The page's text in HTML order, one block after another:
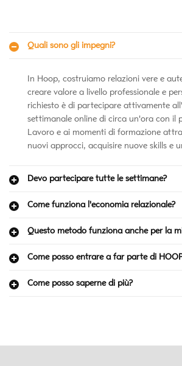
Quali sono gli impegni?
In Hoop, costruiamo relazioni vere e
creare valore a livello professionale e
richiesto è di partecipare attivamente
settimanale online di circa un'ora con il
Lavoro e ai momenti di formazione
nuovi approcci, acquisire nuove skills e
Devo partecipare tutte le settimane?
Come funziona l'economia relazionale?
Questo metodo funziona anche per la
Come posso entrare a far parte di
Come posso saperne di più?